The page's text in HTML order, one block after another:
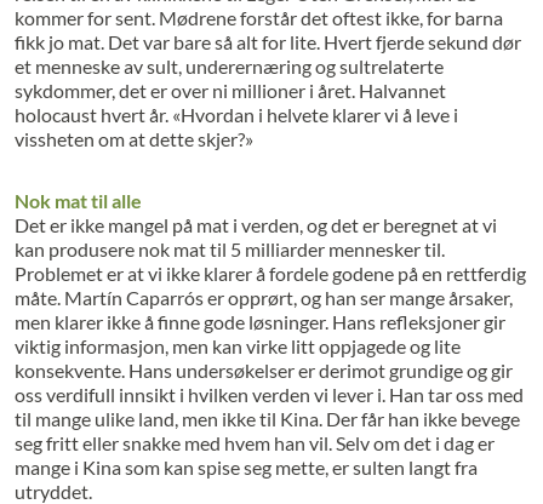
kommer for sent. Mødrene forstår det oftest ikke, for barna
fikk jo mat. Det var bare så alt for lite. Hvert fjerde sekund dør
et menneske av sult, underernæring og sultrelaterte
sykdommer, det er over ni millioner i året. Halvannet
holocaust hvert år. «Hvordan i helvete klarer vi å leve i
vissheten om at dette skjer?»
Nok mat til alle
Det er ikke mangel på mat i verden, og det er beregnet at vi
kan produsere nok mat til 5 milliarder mennesker til.
Problemet er at vi ikke klarer å fordele godene på en rettferdig
måte. Martín Caparrós er opprørt, og han ser mange årsaker,
men klarer ikke å finne gode løsninger. Hans refleksjoner gir
viktig informasjon, men kan virke litt oppjagede og lite
konsekvente. Hans undersøkelser er derimot grundige og gir
oss verdifull innsikt i hvilken verden vi lever i. Han tar oss med
til mange ulike land, men ikke til Kina. Der får han ikke bevege
seg fritt eller snakke med hvem han vil. Selv om det i dag er
mange i Kina som kan spise seg mette, er sulten langt fra
utryddet.